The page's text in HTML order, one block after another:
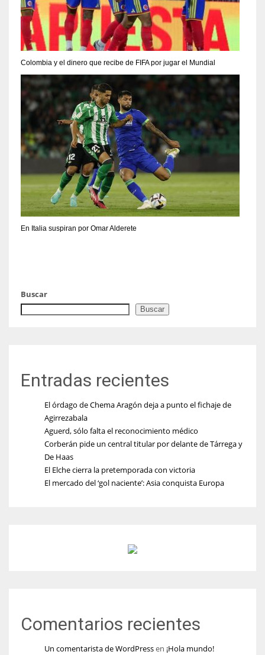
Colombia y el dinero que recibe de FIFA por jugar el Mundial
En Italia suspiran por Omar Alderete
Buscar
Buscar
Entradas recientes
El órdago de Chema Aragón deja a punto el fichaje de
Agirrezabala
Aguerd, sólo falta el reconocimiento médico
Corberán pide un central titular por delante de Tárrega y
De Haas
El Elche cierra la pretemporada con victoria
El mercado del ‘gol naciente’: Asia conquista Europa
Comentarios recientes
Un comentarista de WordPressen ¡Hola mundo!